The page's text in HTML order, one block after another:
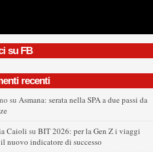
su FB
recenti
su Asmana: serata nella SPA a due passi da
Caioli su BIT 2026: per la Gen Z i viaggi
nuovo indicatore di successo